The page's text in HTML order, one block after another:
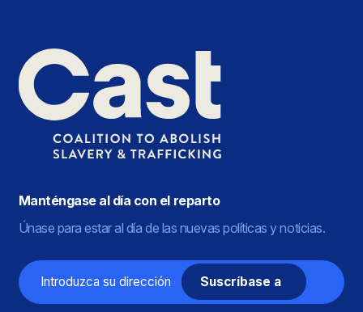
Manténgase al día con el reparto
Únase para estar al día de las nuevas políticas y noticias.
Correo
electrónico